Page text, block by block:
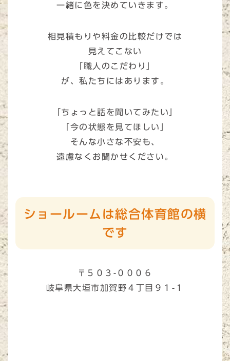
一緒に色を決めていきます。
相見積もりや料金の比較だけでは
見えてこない
「職人のこだわり」
が、私たちにはあります。
「ちょっと話を聞いてみたい」
「今の状態を見てほしい」
そんな小さな不安も、
遠慮なくお聞かせください。
ショールームは総合体育館の横
です
〒５０３-０００６
岐阜県大垣市加賀野４丁目９１-１